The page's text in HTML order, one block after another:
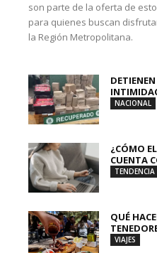
son parte de la oferta de
para quienes buscan
la Región Metropolitana.
NACIONAL
¿CÓMO
CUENTA
TENDENCIA
QUÉ
VIAJES